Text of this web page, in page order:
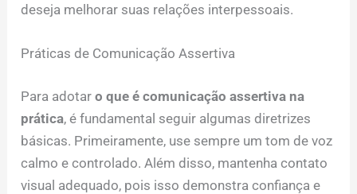
deseja melhorar suas relações interpessoais.
Práticas de Comunicação Assertiva
Para adotaro que é comunicação assertiva na
prática, é fundamental seguir algumas diretrizes
básicas. Primeiramente, use sempre um tom de voz
calmo e controlado. Além disso, mantenha contato
visual adequado, pois isso demonstra confiança e